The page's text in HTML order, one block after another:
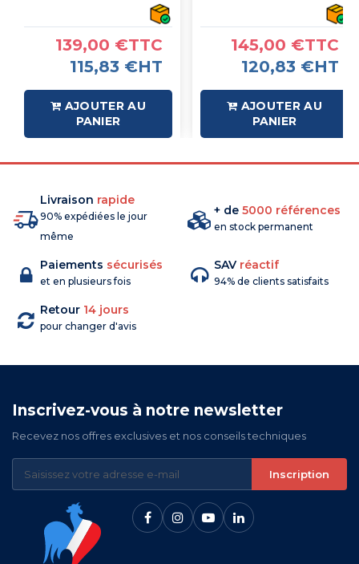
139,00 €TTC
115,83 €HT
AJOUTER AU
PANIER
145,00 €TTC
120,83 €HT
AJOUTER AU
PANIER
Livraison rapide
90% expédiées le jour
même
+ de 5000 références
en stock permanent
Paiements sécurisés
et en plusieurs fois
SAV réactif
94% de clients satisfaits
Retour 14 jours
pour changer d'avis
Inscrivez-vous à notre newsletter
Recevez nos offres exclusives et nos conseils techniques
Inscription